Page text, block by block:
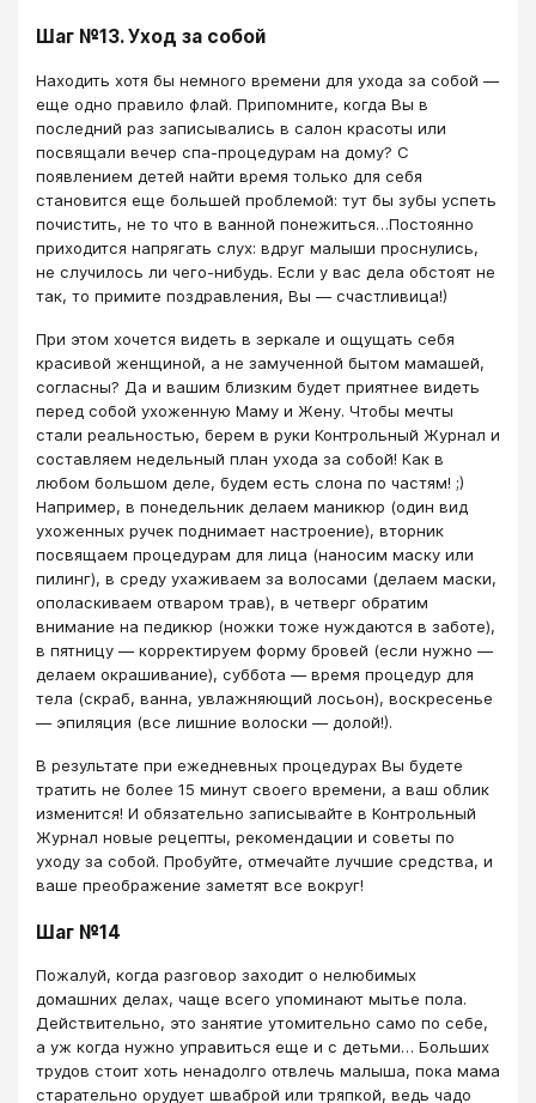
Шаг №13. Уход за собой
Находить хотя бы немного времени для ухода за собой —
еще одно правило флай. Припомните, когда Вы в
последний раз записывались в салон красоты или
посвящали вечер спа-процедурам на дому? С
появлением детей найти время только для себя
становится еще большей проблемой: тут бы зубы успеть
почистить, не то что в ванной понежиться…Постоянно
приходится напрягать слух: вдруг малыши проснулись,
не случилось ли чего-нибудь. Если у вас дела обстоят не
так, то примите поздравления, Вы — счастливица!)
При этом хочется видеть в зеркале и ощущать себя
красивой женщиной, а не замученной бытом мамашей,
согласны? Да и вашим близким будет приятнее видеть
перед собой ухоженную Маму и Жену. Чтобы мечты
стали реальностью, берем в руки Контрольный Журнал и
составляем недельный план ухода за собой! Как в
любом большом деле, будем есть слона по частям! ;)
Например, в понедельник делаем маникюр (один вид
ухоженных ручек поднимает настроение), вторник
посвящаем процедурам для лица (наносим маску или
пилинг), в среду ухаживаем за волосами (делаем маски,
ополаскиваем отваром трав), в четверг обратим
внимание на педикюр (ножки тоже нуждаются в заботе),
в пятницу — корректируем форму бровей (если нужно —
делаем окрашивание), суббота — время процедур для
тела (скраб, ванна, увлажняющий лосьон), воскресенье
— эпиляция (все лишние волоски — долой!).
В результате при ежедневных процедурах Вы будете
тратить не более 15 минут своего времени, а ваш облик
изменится! И обязательно записывайте в Контрольный
Журнал новые рецепты, рекомендации и советы по
уходу за собой. Пробуйте, отмечайте лучшие средства, и
ваше преображение заметят все вокруг!
Шаг №14
Пожалуй, когда разговор заходит о нелюбимых
домашних делах, чаще всего упоминают мытье пола.
Действительно, это занятие утомительно само по себе,
а уж когда нужно управиться еще и с детьми… Больших
трудов стоит хоть ненадолго отвлечь малыша, пока мама
старательно орудует шваброй или тряпкой, ведь чадо